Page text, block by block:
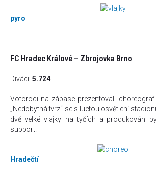
pyro
FC Hradec Králové – Zbrojovka Brno
Diváci: 5.724
Votoroci na zápase prezentovali
„Nedobytná tvrz“ se siluetou osvětlení
dvě velké vlajky na tyčích a produkován
support.
Hradečtí